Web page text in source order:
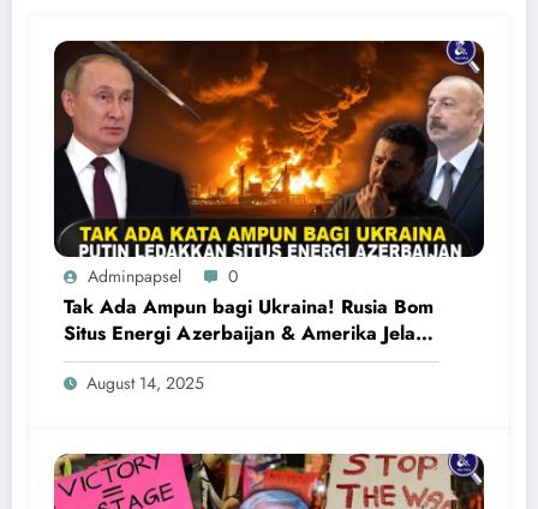
Adminpapsel 0
Tak Ada Ampun bagi Ukraina! Rusia Bom
Situs Energi Azerbaijan & Amerika Jelang
Pertemuan Trump-Putin
August 14, 2025